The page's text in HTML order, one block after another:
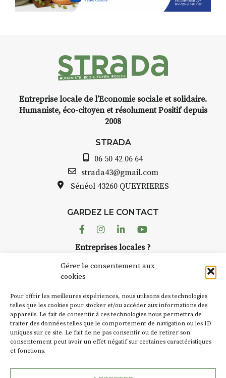
Gérer le consentement aux
cookies
Pour offrir les meilleures expériences, nous utilisons des technologies
telles que les cookies pour stocker et/ou accéder aux informations des
appareils. Le fait de consentir à ces technologies nous permettra de
traiter des données telles que le comportement de navigation ou les ID
uniques sur ce site. Le fait de ne pas consentir ou de retirer son
consentement peut avoir un effet négatif sur certaines caractéristiques
et fonctions.
Entreprise locale de l’Economie sociale et solidaire.
Humaniste, éco-citoyen et résolument Positif depuis
2008
STRADA
06 50 42 06 64
strada43@gmail.com
Sénéol 43260 QUEYRIERES
GARDEZ LE CONTACT
FacebookInstagram
LinkedinYoutube
Entreprises locales ?
Suivez toute l'actu de Strada